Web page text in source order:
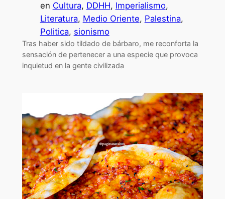
en Cultura, DDHH, Imperialismo
Literatura, Medio Oriente, Palestina
Politica, sionismo
Tras haber sido tildado de bárbaro, me reconforta la
sensación de pertenecer a una especie que provoca
inquietud en la gente civilizada